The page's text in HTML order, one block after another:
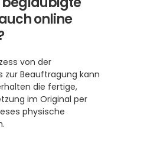
online
von der
zur Beauftragung kann
die fertige,
im Original per
physische